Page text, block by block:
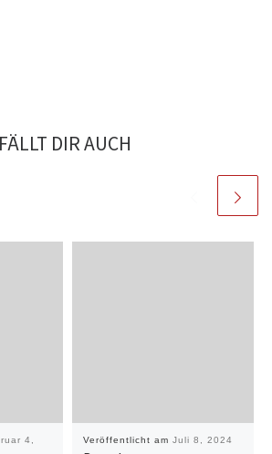
DIR AUCH
4,
Veröffentlicht am Juli 8, 2024